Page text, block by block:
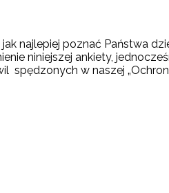
najlepiej poznać Państwa
niniejszej ankiety,
w naszej